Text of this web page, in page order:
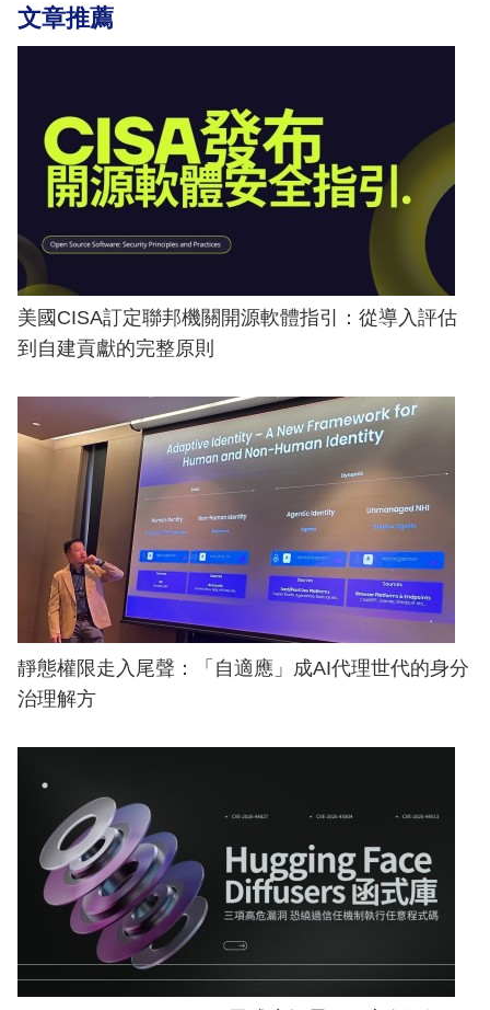
文章推薦
美國CISA訂定聯邦機關開源軟體指引：從導入評估
到自建貢獻的完整原則
靜態權限走入尾聲：「自適應」成AI代理世代的身分
治理解方